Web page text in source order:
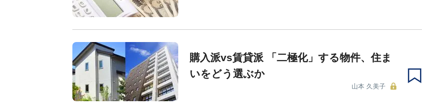
購入派vs賃貸派 「二極化」する物件、住ま
いをどう選ぶか
山本 久美子